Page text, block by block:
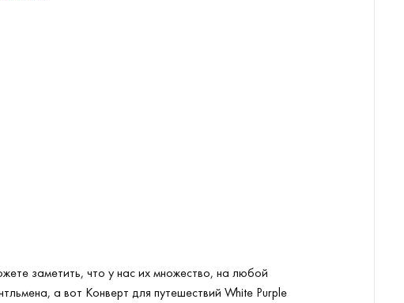
заметить, что у нас их множество, на любой
а вот Конверт для путешествий White Purple